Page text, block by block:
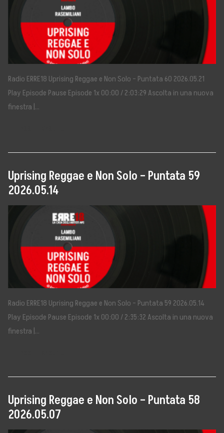
Radio ERRE18 Uprising Reggae e Non Solo – Puntata 60 2026.05.21
Play Episode Pause Episode 1x 00:00 / 2:03:29 Ascolta in una nuova
finestra |…
Uprising Reggae e Non Solo – Puntata 59
2026.05.14
Radio ERRE18 Uprising Reggae e Non Solo – Puntata 59 2026.05.14
Play Episode Pause Episode 1x 00:00 / 2:35:32 Ascolta in una nuova
finestra |…
Uprising Reggae e Non Solo – Puntata 58
2026.05.07